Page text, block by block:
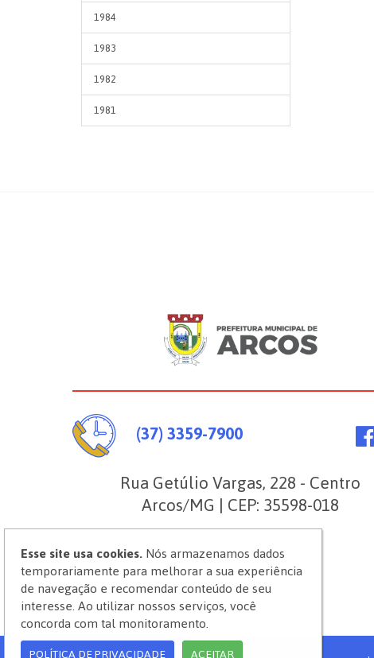
1984
1983
1982
1981
(37) 3359-7900
Rua Getúlio Vargas, 228 - Centro
Arcos/MG | CEP: 35598-018
Esse site usa cookies.Nós armazenamos dados
temporariamente para melhorar a sua experiência
de navegação e recomendar conteúdo de seu
interesse. Ao utilizar nossos serviços, você
concorda com tal monitoramento.